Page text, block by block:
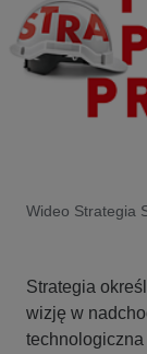
Wideo Strategia
Strategia
wizję w